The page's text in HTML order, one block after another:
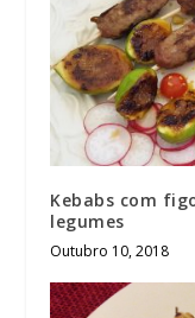
Kebabs com
legumes
Outubro 10, 2018